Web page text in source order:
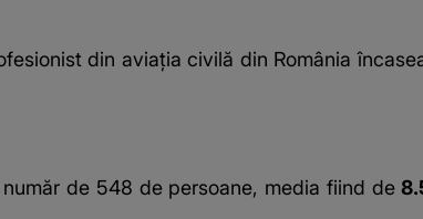
din aviaţia civilă din România
de 548 de persoane, media fiind de